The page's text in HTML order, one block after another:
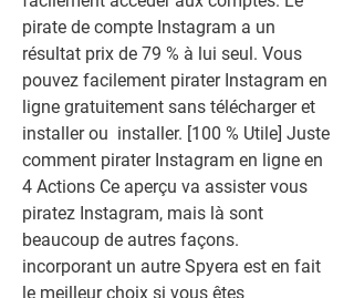
pirate de compte Instagram a un
résultat prix de 79 % à lui seul. Vous
pouvez facilement pirater Instagram en
ligne gratuitement sans télécharger et
installer ou  installer. [100 % Utile] Juste
comment pirater Instagram en ligne en
4 Actions Ce aperçu va assister vous
piratez Instagram, mais là sont
beaucoup de autres façons.
incorporant un autre Spyera est en fait
le meilleur choix si vous êtes